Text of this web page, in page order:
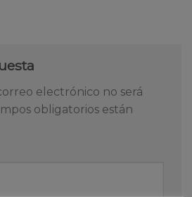
electrónico no será
obligatorios están